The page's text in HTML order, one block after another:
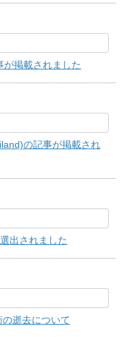
が掲載されました
の記事が掲載され
出されました
逝去について